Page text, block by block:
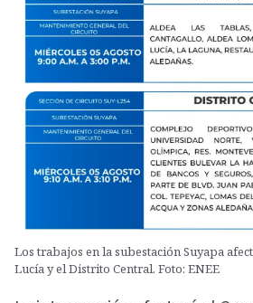
Los trabajos en la subestación Suyapa
Lucía y el Distrito Central. Foto: ENEE